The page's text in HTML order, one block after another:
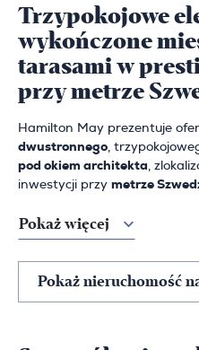
Trzypokojowe
wykończone
tarasami w
przy metrze
Hamilton May prezentuje
dwustronnego,
pod okiem architekta,
inwestycji przy metrze
Pokaż więcej
Pokaż nieruchomość